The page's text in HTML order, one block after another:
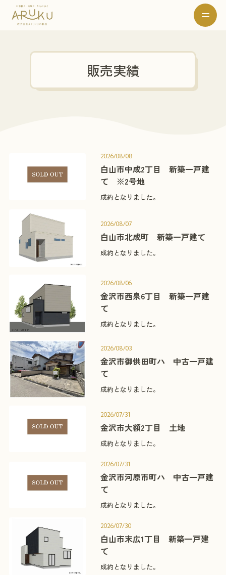
販売実績
2026/08/08
白山市中成2丁目 新築一戸建
て ※2号地
成約となりました。
2026/08/07
白山市北成町 新築一戸建て
成約となりました。
2026/08/06
金沢市西泉6丁目 新築一戸建
て
成約となりました。
2026/08/03
金沢市御供田町ハ 中古一戸建
て
成約となりました。
2026/07/31
金沢市大額2丁目 土地
成約となりました。
2026/07/31
金沢市河原市町ハ 中古一戸建
て
成約となりました。
2026/07/30
白山市末広1丁目 新築一戸建
て
成約となりました。